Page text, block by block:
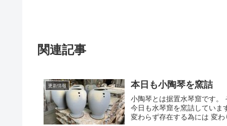
関連記事
更新情報 本日も小陶琴を窯詰
小陶琴とは据置水琴窟です。
今日も水琴窟を窯詰していま
変わらず存在する為には 変